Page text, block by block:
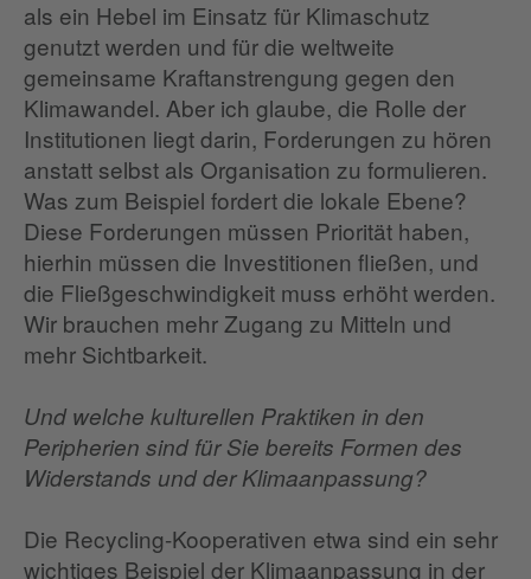
als ein Hebel im Einsatz für Klimaschutz
genutzt werden und für die weltweite
gemeinsame Kraftanstrengung gegen den
Klimawandel. Aber ich glaube, die Rolle der
Institutionen liegt darin, Forderungen zu hören
anstatt selbst als Organisation zu formulieren.
Was zum Beispiel fordert die lokale Ebene?
Diese Forderungen müssen Priorität haben,
hierhin müssen die Investitionen fließen, und
die Fließgeschwindigkeit muss erhöht werden.
Wir brauchen mehr Zugang zu Mitteln und
mehr Sichtbarkeit.
Und welche kulturellen Praktiken in den
Peripherien sind für Sie bereits Formen des
Widerstands und der Klimaanpassung?
Die Recycling-Kooperativen etwa sind ein sehr
wichtiges Beispiel der Klimaanpassung in der